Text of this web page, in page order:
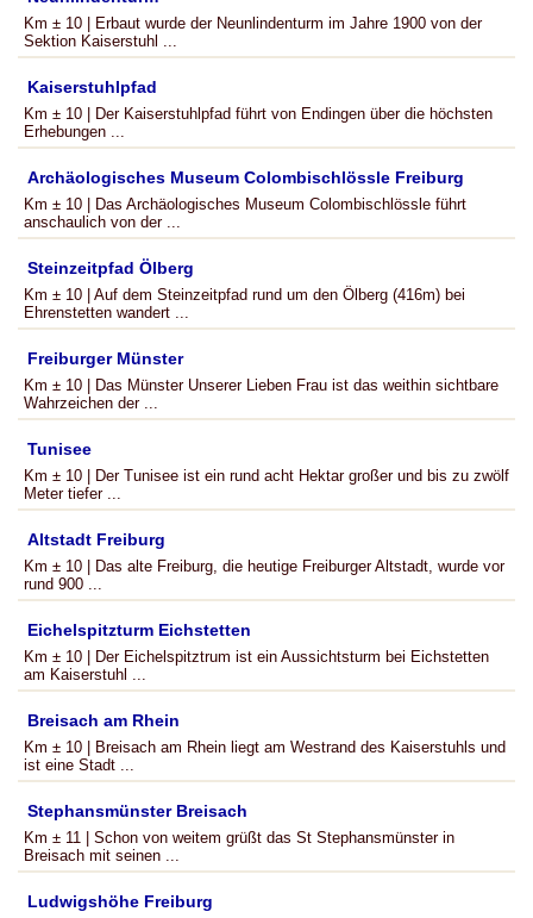
Km ± 10 | Erbaut wurde der Neunlindenturm im Jahre 1900 von der
Sektion Kaiserstuhl ...
Kaiserstuhlpfad
Km ± 10 | Der Kaiserstuhlpfad führt von Endingen über die höchsten
Erhebungen ...
Archäologisches Museum Colombischlössle Freiburg
Km ± 10 | Das Archäologisches Museum Colombischlössle führt
anschaulich von der ...
Steinzeitpfad Ölberg
Km ± 10 | Auf dem Steinzeitpfad rund um den Ölberg (416m) bei
Ehrenstetten wandert ...
Freiburger Münster
Km ± 10 | Das Münster Unserer Lieben Frau ist das weithin sichtbare
Wahrzeichen der ...
Tunisee
Km ± 10 | Der Tunisee ist ein rund acht Hektar großer und bis zu zwölf
Meter tiefer ...
Altstadt Freiburg
Km ± 10 | Das alte Freiburg, die heutige Freiburger Altstadt, wurde vor
rund 900 ...
Eichelspitzturm Eichstetten
Km ± 10 | Der Eichelspitztrum ist ein Aussichtsturm bei Eichstetten
am Kaiserstuhl ...
Breisach am Rhein
Km ± 10 | Breisach am Rhein liegt am Westrand des Kaiserstuhls und
ist eine Stadt ...
Stephansmünster Breisach
Km ± 11 | Schon von weitem grüßt das St Stephansmünster in
Breisach mit seinen ...
Ludwigshöhe Freiburg